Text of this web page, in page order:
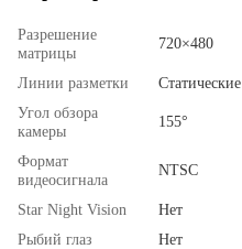
Разрешение
матрицы
720×480
Линии разметки
Статические
Угол обзора
камеры
155°
Формат
видеосигнала
NTSC
Star Night Vision
Нет
Рыбий глаз
Нет